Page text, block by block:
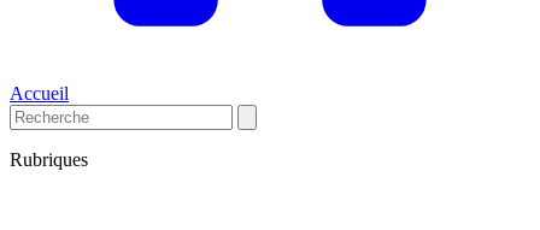
Accueil
Rubriques